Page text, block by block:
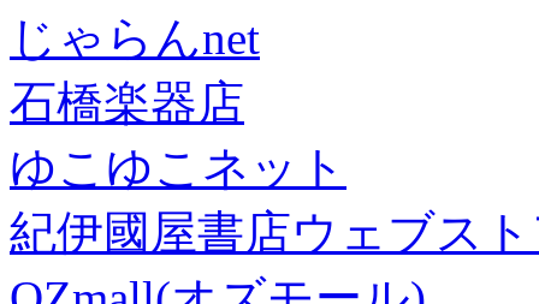
じゃらんnet
石橋楽器店
ゆこゆこネット
紀伊國屋書店ウェブス